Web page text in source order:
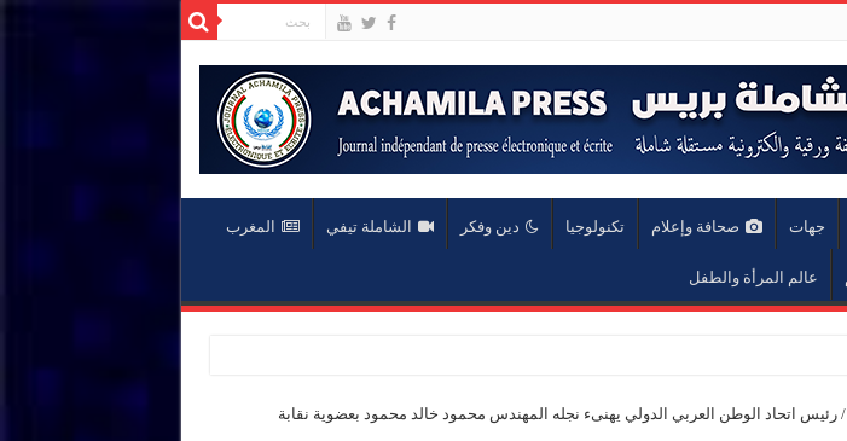
جهات صحافة وإعلام تكنولوجيا دين وفكر الشاملة تيفي المغرب
عالم المرأة والطفل
/ رئيس اتحاد الوطن العربي الدولي يهنىء نجله المهندس محمود خالد محمود بعضوية نقابة